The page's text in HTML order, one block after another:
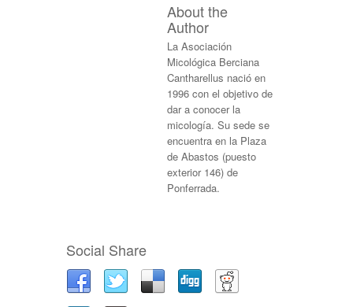
About the
Author
La Asociación
Micológica Berciana
Cantharellus nació en
1996 con el objetivo de
dar a conocer la
micología. Su sede se
encuentra en la Plaza
de Abastos (puesto
exterior 146) de
Ponferrada.
Social Share